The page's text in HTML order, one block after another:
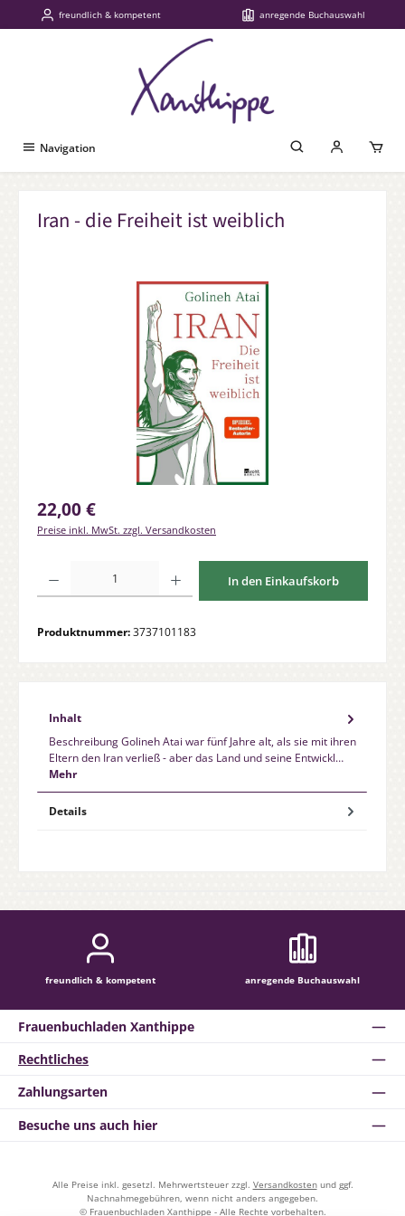
Zum Hauptinhalt springen
freundlich & kompetent anregende Buchauswahl
Navigation
Iran - die Freiheit ist weiblich
Bildergalerie überspringen
Regulärer Preis:
22,00 €
Preise inkl. MwSt. zzgl. Versandkosten
In den Einkaufskorb
Produktnummer:3737101183
Inhalt
Beschreibung Golineh Atai war fünf Jahre alt, als sie mit ihren
Eltern den Iran verließ - aber das Land und seine Entwickl…
Mehr
Details
freundlich & kompetent anregende Buchauswahl
Rechtliches
Zahlungsarten
Besuche uns auch hier
Frauenbuchladen Xanthippe
Alle Preise inkl. gesetzl. Mehrwertsteuer zzgl. Versandkostenund ggf.
Nachnahmegebühren, wenn nicht anders angegeben.
© Frauenbuchladen Xanthippe - Alle Rechte vorbehalten.